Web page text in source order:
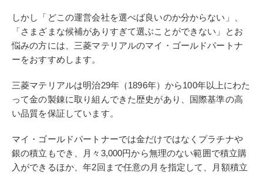
しかし「どこの運営会社を選べば良いのか分からない」、
「さまざまな候補がありすぎて選ぶことができない」とお
悩みの方には、三菱マテリアルのマイ・ゴールドパートナ
ーをおすすめします。
三菱マテリアルは明治29年（1896年）から100年以上にわた
って金の製錬に取り組んできた歴史があり、国際基準の高
い品質を保証しています。
マイ・ゴールドパートナーでは金だけではなくプラチナや
銀の積立もでき、月々3,000円から無理のない範囲で積立購
入ができるほか、年2回まで任意の月を指定して、月額積立